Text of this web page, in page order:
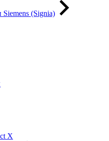
(Signia)
X